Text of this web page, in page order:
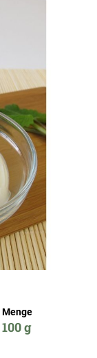
Menge
100 g